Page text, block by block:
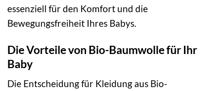
essenziell für den Komfort und die
Bewegungsfreiheit Ihres Babys.
Die Vorteile von Bio-Baumwolle für Ihr
Baby
Die Entscheidung für Kleidung aus Bio-